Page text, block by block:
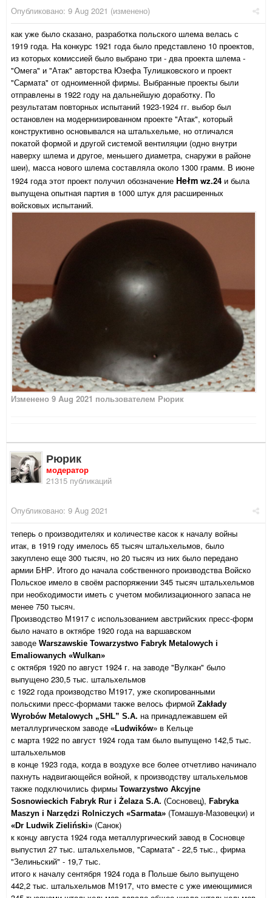
Опубликовано: 9 Aug 2021 (изменено)
как уже было сказано, разработка польского шлема велась с
1919 года. На конкурс 1921 года было представлено 10 проектов,
из которых комиссией было выбрано три - два проекта шлема -
"Омега" и "Атак" авторства Юзефа Тулишковского и проект
"Сармата" от одноименной фирмы. Выбранные проекты были
отправлены в 1922 году на дальнейшую доработку. По
результатам повторных испытаний 1923-1924 гг. выбор был
остановлен на модернизированном проекте "Атак", который
конструктивно основывался на штальхельме, но отличался
покатой формой и другой системой вентиляции (одно внутри
наверху шлема и другое, меньшего диаметра, снаружи в районе
шеи), масса нового шлема составляла около 1300 грамм. В июне
1924 года этот проект получил обозначение Hełm wz.24 и была
выпущена опытная партия в 1000 штук для расширенных
войсковых испытаний.
Изменено 9 Aug 2021 пользователем Рюрик
Рюрик
модератор
21315 публикаций
Опубликовано: 9 Aug 2021
теперь о производителях и количестве касок к началу войны
итак, в 1919 году имелось 65 тысяч штальхельмов, было
закуплено еще 300 тысяч, но 20 тысяч из них было передано
армии БНР. Итого до начала собственного производства Войско
Польское имело в своём распоряжении 345 тысяч штальхельмов
при необходимости иметь с учетом мобилизационного запаса не
менее 750 тысяч.
Производство М1917 с использованием австрийских пресс-форм
было начато в октябре 1920 года на варшавском
заводе Warszawskie Towarzystwo Fabryk Metalowych i
Emaliowanych «Wulkan»
с октября 1920 по август 1924 г. на заводе "Вулкан" было
выпущено 230,5 тыс. штальхельмов
с 1922 года производство М1917, уже скопированными
польскими пресс-формами также велось фирмой Zakłady
Wyrobów Metalowych „SHL” S.A. на принадлежавшем ей
металлургическом заводе «Ludwików» в Кельце
с марта 1922 по август 1924 года там было выпущено 142,5 тыс.
штальхельмов
в конце 1923 года, когда в воздухе все более отчетливо начинало
пахнуть надвигающейся войной, к производству штальхельмов
также подключились фирмы Towarzystwo Akcyjne
Sosnowieckich Fabryk Rur i Żelaza S.A. (Сосновец), Fabryka
Maszyn i Narzędzi Rolniczych «Sarmata» (Томашув-Мазовецки) и
«Dr Ludwik Zieliński» (Санок)
к концу августа 1924 года металлургический завод в Сосновце
выпустил 27 тыс. штальхельмов, "Сармата" - 22,5 тыс., фирма
"Зелиньский" - 19,7 тыс.
итого к началу сентября 1924 года в Польше было выпущено
442,2 тыс. штальхельмов М1917, что вместе с уже имеющимися